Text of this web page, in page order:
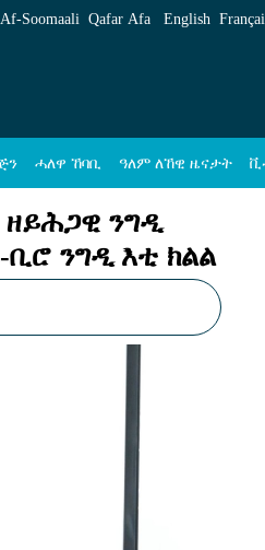
49 ሽሕ ትካላት
Af‑Soomaali Qafar Afa English
ሓለዋ ኸባቢ ዓለም ለኸዊ ዜናታት
ንግዲ
ንግዲ እቲ ክልል